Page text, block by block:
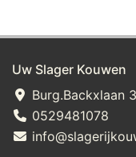
Uw Slager Kouwen
Burg.Backxlaan
0529481078